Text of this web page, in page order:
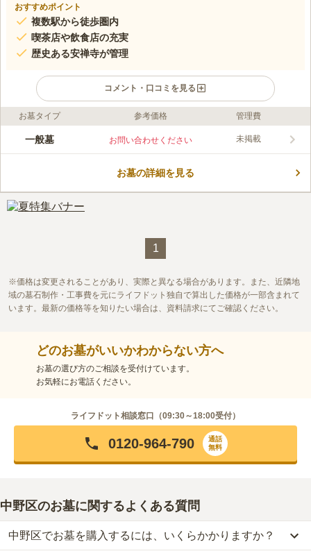
おすすめポイント
複数駅から徒歩圏内
喫茶店や飲食店の充実
歴史ある安禅寺が管理
コメント・口コミを見る
口コミ評価
この霊園はまだ誰からも評価されていません。
お墓タイプ 参考価格 管理費
一般墓 お問い合わせください 未掲載
お墓の詳細を見る
1
価格は変更されることがあり、実際と異なる場合があります。また、近隣地
域の墓石制作・工事費を元にライフドット独自で算出した価格が一部含まれて
います。最新の価格等を知りたい場合は、資料請求にてご確認ください。
どのお墓がいいかわからない方へ
お墓の選び方のご相談を受付けています。
お気軽にお電話ください。
ライフドット相談窓口（09:30～18:00受付）
0120-964-790
通話
無料
中野区のお墓に関するよくある質問
中野区でお墓を購入するには、いくらかかりますか？